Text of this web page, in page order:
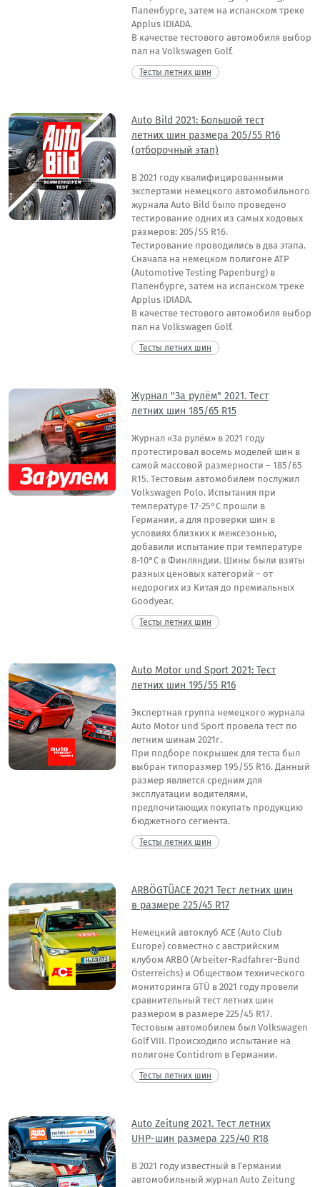
Папенбурге, затем на испанском треке
Applus IDIADA.
В качестве тестового автомобиля выбор
пал на Volkswagen Golf.
Тесты летних шин
Auto Bild 2021: Большой тест
летних шин размера 205/55 R16
(отборочный этап)
В 2021 году квалифицированными
экспертами немецкого автомобильного
журнала Auto Bild было проведено
тестирование одних из самых ходовых
размеров: 205/55 R16.
Тестирование проводились в два этапа.
Сначала на немецком полигоне ATP
(Automotive Testing Papenburg) в
Папенбурге, затем на испанском треке
Applus IDIADA.
В качестве тестового автомобиля выбор
пал на Volkswagen Golf.
Тесты летних шин
Журнал "За рулём" 2021. Тест
летних шин 185/65 R15
Журнал «За рулём» в 2021 году
протестировал восемь моделей шин в
самой массовой размерности – 185/65
R15. Тестовым автомобилем послужил
Volkswagen Polo. Испытания при
температуре 17-25°C прошли в
Германии, а для проверки шин в
условиях близких к межсезонью,
добавили испытание при температуре
8-10°C в Финляндии. Шины были взяты
разных ценовых категорий – от
недорогих из Китая до премиальных
Goodyear.
Тесты летних шин
Auto Motor und Sport 2021: Тест
летних шин 195/55 R16
Экспертная группа немецкого журнала
Auto Motor und Sport провела тест по
летним шинам 2021г.
При подборе покрышек для теста был
выбран типоразмер 195/55 R16. Данный
размер является средним для
эксплуатации водителями,
предпочитающих покупать продукцию
бюджетного сегмента.
Тесты летних шин
ARBÖGTÜACE 2021 Тест летних шин
в размере 225/45 R17
Немецкий автоклуб ACE (Auto Club
Europe) совместно с австрийским
клубом ARBÖ (Arbeiter-Radfahrer-Bund
Österreichs) и Обществом технического
мониторинга GTÜ в 2021 году провели
сравнительный тест летних шин
размером в размере 225/45 R17.
Тестовым автомобилем был Volkswagen
Golf VIII. Происходило испытание на
полигоне Contidrom в Германии.
Тесты летних шин
Auto Zeitung 2021. Тест летних
UHP-шин размера 225/40 R18
В 2021 году известный в Германии
автомобильный журнал Auto Zeitung